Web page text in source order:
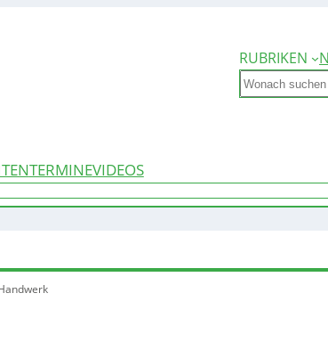
RUBRIKEN
Search
TERMINEVIDEOS